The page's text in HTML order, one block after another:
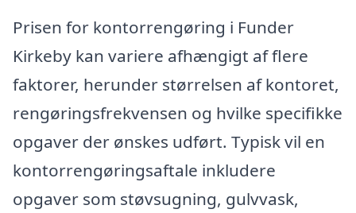
Prisen for kontorrengøring i Funder
Kirkeby kan variere afhængigt af flere
faktorer, herunder størrelsen af kontoret,
rengøringsfrekvensen og hvilke specifikke
opgaver der ønskes udført. Typisk vil en
kontorrengøringsaftale inkludere
opgaver som støvsugning, gulvvask,